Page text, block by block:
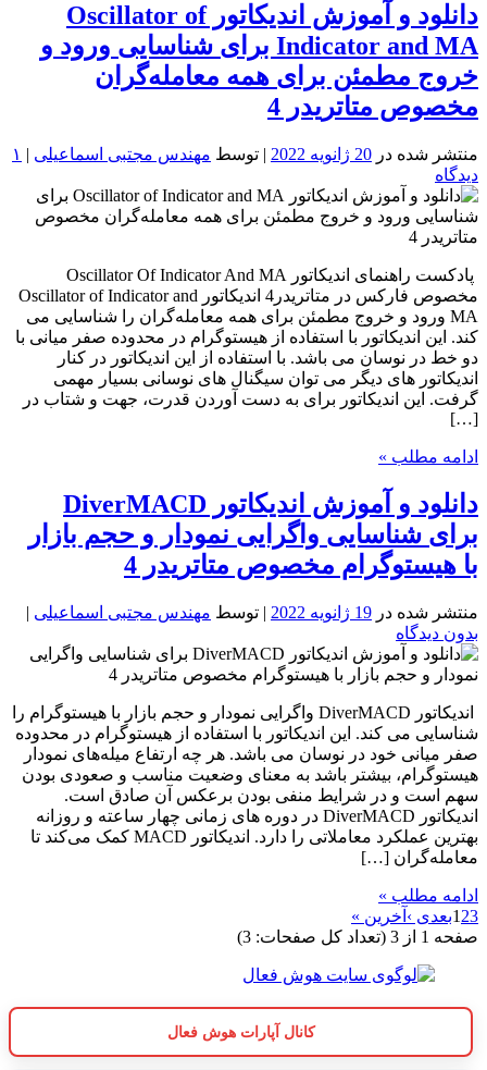
دانلود و آموزش اندیکاتور Oscillator of
Indicator and MA برای شناسایی ورود و
خروج مطمئن برای همه معامله‌گران
مخصوص متاتریدر 4
منتشر شده در 20 ژانویه 2022 | توسط مهندس مجتبی اسماعیلی | ۱
دیدگاه
پادکست راهنمای اندیکاتور Oscillator Of Indicator And MA
مخصوص فارکس در متاتریدر4 اندیکاتور Oscillator of Indicator and
MA ورود و خروج مطمئن برای همه معامله‌گران را شناسایی می
کند. این اندیکاتور با استفاده از هیستوگرام در محدوده صفر میانی با
دو خط در نوسان می باشد. با استفاده از این اندیکاتور در کنار
اندیکاتور های دیگر می توان سیگنال های نوسانی بسیار مهمی
گرفت. این اندیکاتور برای به دست آوردن قدرت، جهت و شتاب در
[…]
ادامه مطلب »
دانلود و آموزش اندیکاتور DiverMACD
برای شناسایی واگرایی نمودار و حجم بازار
با هیستوگرام مخصوص متاتریدر 4
منتشر شده در 19 ژانویه 2022 | توسط مهندس مجتبی اسماعیلی |
بدون دیدگاه
اندیکاتور DiverMACD واگرایی نمودار و حجم بازار با هیستوگرام را
شناسایی می کند. این اندیکاتور با استفاده از هیستوگرام در محدوده
صفر میانی خود در نوسان می باشد. هر چه ارتفاع میله‌های نمودار
هیستوگرام، بیشتر باشد به معنای وضعیت مناسب و صعودی بودن
سهم است و در شرایط منفی بودن برعکس آن صادق است.
اندیکاتور DiverMACD در دوره های زمانی چهار ساعته و روزانه
بهترین عملکرد معاملاتی را دارد. اندیکاتور MACD کمک می‌کند تا
معامله‌گران […]
ادامه مطلب »
1 23 بعدی › آخرین »
صفحه 1 از 3 (تعداد کل صفحات: 3)
کانال آپارات هوش فعال